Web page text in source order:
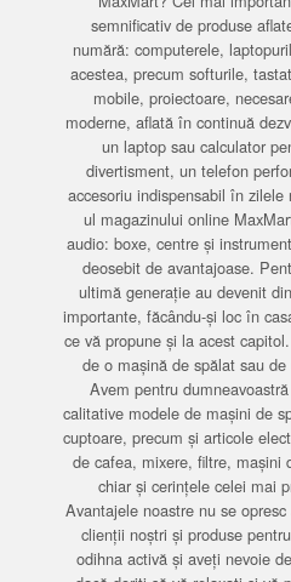
semnificativ de produse
numără: computerele,
acestea, precum softurile,
mobile, proiectoare,
moderne, aflată în continuă
un laptop sau calculator
divertisment, un telefon
accesoriu indispensabil în
ul magazinului online
audio: boxe, centre și
deosebit de avantajoase.
ultimă generație au devenit
importante, făcându-și loc în
ce vă propune și la acest
de o mașină de spălat sau
Avem pentru
calitative modele de mașini de
cuptoare, precum și articole
de cafea, mixere, filtre, mașini
chiar și cerințele celei mai
Avantajele noastre nu se
clienții noștri și produse
odihna activă și aveți nevoie